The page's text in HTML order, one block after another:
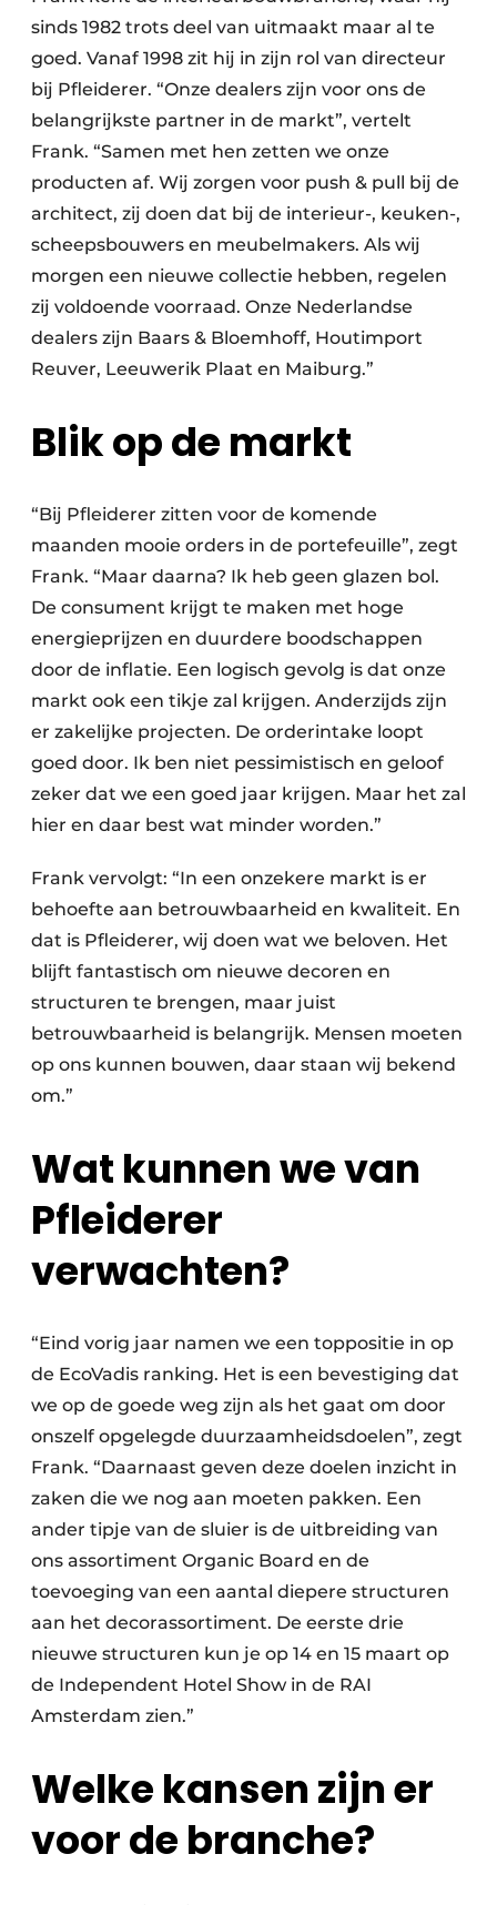
sinds 1982 trots deel van uitmaakt maar al te
goed. Vanaf 1998 zit hij in zijn rol van directeur
bij Pfleiderer. “Onze dealers zijn voor ons de
belangrijkste partner in de markt”, vertelt
Frank. “Samen met hen zetten we onze
producten af. Wij zorgen voor push & pull bij de
architect, zij doen dat bij de interieur-, keuken-,
scheepsbouwers en meubelmakers. Als wij
morgen een nieuwe collectie hebben, regelen
zij voldoende voorraad. Onze Nederlandse
dealers zijn Baars & Bloemhoff, Houtimport
Reuver, Leeuwerik Plaat en Maiburg.”
Blik op de markt
“Bij Pfleiderer zitten voor de komende
maanden mooie orders in de portefeuille”, zegt
Frank. “Maar daarna? Ik heb geen glazen bol.
De consument krijgt te maken met hoge
energieprijzen en duurdere boodschappen
door de inflatie. Een logisch gevolg is dat onze
markt ook een tikje zal krijgen. Anderzijds zijn
er zakelijke projecten. De orderintake loopt
goed door. Ik ben niet pessimistisch en geloof
zeker dat we een goed jaar krijgen. Maar het zal
hier en daar best wat minder worden.”
Frank vervolgt: “In een onzekere markt is er
behoefte aan betrouwbaarheid en kwaliteit. En
dat is Pfleiderer, wij doen wat we beloven. Het
blijft fantastisch om nieuwe decoren en
structuren te brengen, maar juist
betrouwbaarheid is belangrijk. Mensen moeten
op ons kunnen bouwen, daar staan wij bekend
om.”
Wat kunnen we van
Pfleiderer
verwachten?
“Eind vorig jaar namen we een toppositie in op
de EcoVadis ranking. Het is een bevestiging dat
we op de goede weg zijn als het gaat om door
onszelf opgelegde duurzaamheidsdoelen”, zegt
Frank. “Daarnaast geven deze doelen inzicht in
zaken die we nog aan moeten pakken. Een
ander tipje van de sluier is de uitbreiding van
ons assortiment Organic Board en de
toevoeging van een aantal diepere structuren
aan het decorassortiment. De eerste drie
nieuwe structuren kun je op 14 en 15 maart op
de Independent Hotel Show in de RAI
Amsterdam zien.”
Welke kansen zijn er
voor de branche?